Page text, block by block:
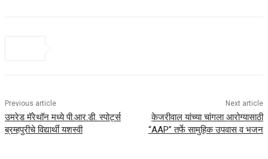
Previous article
उमरेड मॅरेथॉन मध्ये पी.आर.डी. स्पोर्ट्स
ब्रम्हपुरीचे विद्यार्थी यशस्वी
Next article
केजरीवाल यांच्या चांगला आरोग्यासाठी
“AAP” तर्फे सामुहिक उपवास व भजन